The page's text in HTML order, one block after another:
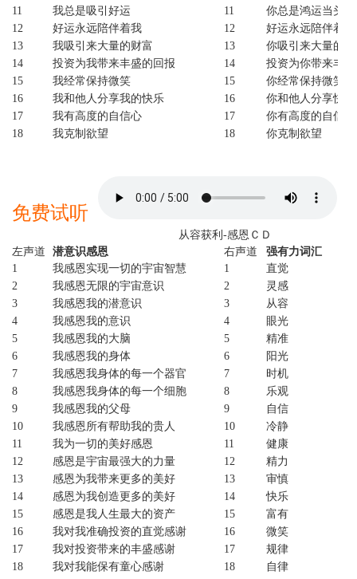
11
我总是吸引好运 11 你总是鸿运当头
12
好运永远陪伴着我 12
好运永远陪伴着你
13
我吸引来大量的财富 13 你吸引来大量的
14
投资为我带来丰盛的回报 14 投资为你带来丰
15
我经常保持微笑 15 你经常保持微笑
16
我和他人分享我的快乐 16
你和他人分享快乐
17
我有高度的自信心 17 你有高度的自信心
18
我克制欲望 18 你克制欲望
22
我身体健康
身体健康
23
我缓慢而有规律的呼吸
24 你
25
我是谨慎的 25 你是谨慎的
26
我是乐观的 26 你是乐观的
27
投资是快乐的 27
投资是快乐的
28
我热爱投资 28 你热爱投资
29
我以投资丰富人生 29 你以投资丰富人生
30
我信任趋势 30 你信任趋势
31
我把握趋势 31 你把握趋势
32
我关注财经政策 32 你关注财经政策
33
我从生活中发现机会 33 你从生活中发现
34
我有独到的眼光 34 你 有独到的眼光
35
我把握时机 35 你 把握时机
36
我有理财的天分 36
你有理财的天分
37
我是投资的天才 37
你是投资的天才
38
我是富足的 38 你 是富足的
39
我帮助他人 39 你帮助他人
40
我做善事 40 你 做善事
41
我是轻松的 41 你是轻松的
42
我与他人保持合作 42 你与他人保持合作
43
我有幽默感 43 你 有幽默感
免费试听
从容获利-感恩ＣＤ
左声道
潜意识感恩 右声道
强有力词汇
1
我感恩实现一切的宇宙智慧 1
直觉
2
我感恩无限的宇宙意识 2
灵感
3
我感恩我的潜意识 3
从容
4
我感恩我的意识 4
眼光
5
我感恩我的大脑 5
精准
6
我感恩我的身体 6
阳光
7
我感恩我身体的每一个器官 7
时机
8
我感恩我身体的每一个细胞 8
乐观
9
我感恩我的父母 9
自信
10
我感恩所有帮助我的贵人 10
冷静
11
我为一切的美好感恩 11
健康
12
感恩是宇宙最强大的力量 12
精力
13
感恩为我带来更多的美好 13
审慎
14
感恩为我创造更多的美好 14
快乐
15
感恩是我人生最大的资产 15
富有
16
我对我准确投资的直觉感谢 16
微笑
17
我对投资带来的丰盛感谢 17
规律
18
我对我能保有童心感谢 18
自律